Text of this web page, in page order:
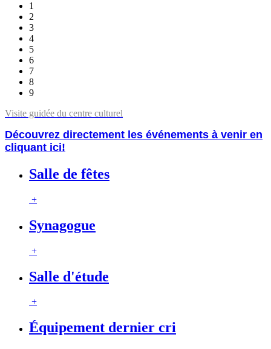
1
2
3
4
5
6
7
8
9
Visite guidée du centre culturel
Découvrez directement les événements à venir en
cliquant ici!
Salle de fêtes
+
Synagogue
+
Salle d'étude
+
Équipement dernier cri